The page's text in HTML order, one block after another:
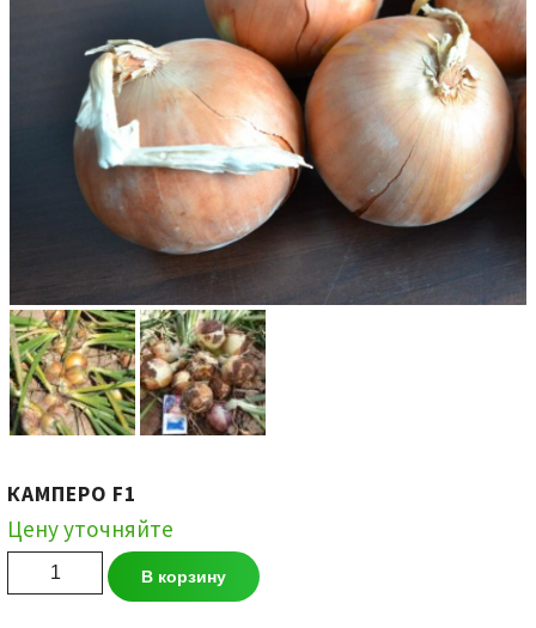
КАМПЕРО F1
Цену уточняйте
Количество
товара
В корзину